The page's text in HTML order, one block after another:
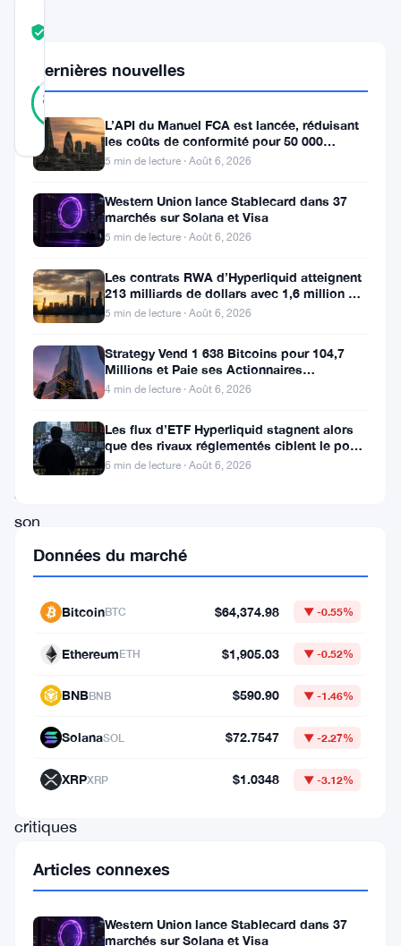
86
RÉEL
Vérifié
22
Mis à jour 3 ans il y a
Charles
Hoskinson,
fondateur
Cardano,
une
révélation
sur
son
ancienne
association
avec
après
avoir
ligne
critiques
l’égard
XRP
Dernières nouvelles
L’API du Manuel FCA est lancée, réduisant
les coûts de conformité pour 50 000
entreprises britanniques
5 min de lecture · Août 6, 2026
Western Union lance Stablecard dans 37
marchés sur Solana et Visa
5 min de lecture · Août 6, 2026
Les contrats RWA d’Hyperliquid atteignent
213 milliards de dollars avec 1,6 million de
détenteurs
5 min de lecture · Août 6, 2026
Strategy Vend 1 638 Bitcoins pour 104,7
Millions et Paie ses Actionnaires
Privilégiés
4 min de lecture · Août 6, 2026
Les flux d’ETF Hyperliquid stagnent alors
que des rivaux réglementés ciblent le pool
de trading DeFi de 2 à 3
6 min de lecture · Août 6, 2026
Données du marché
BitcoinBTC $64,374.98 ▼ -0.55%
EthereumETH $1,905.03 ▼ -0.52%
BNBBNB $590.90 ▼ -1.46%
SolanaSOL $72.7547 ▼ -2.27%
XRPXRP $1.0348 ▼ -3.12%
Articles connexes
Western Union lance Stablecard dans 37
marchés sur Solana et Visa